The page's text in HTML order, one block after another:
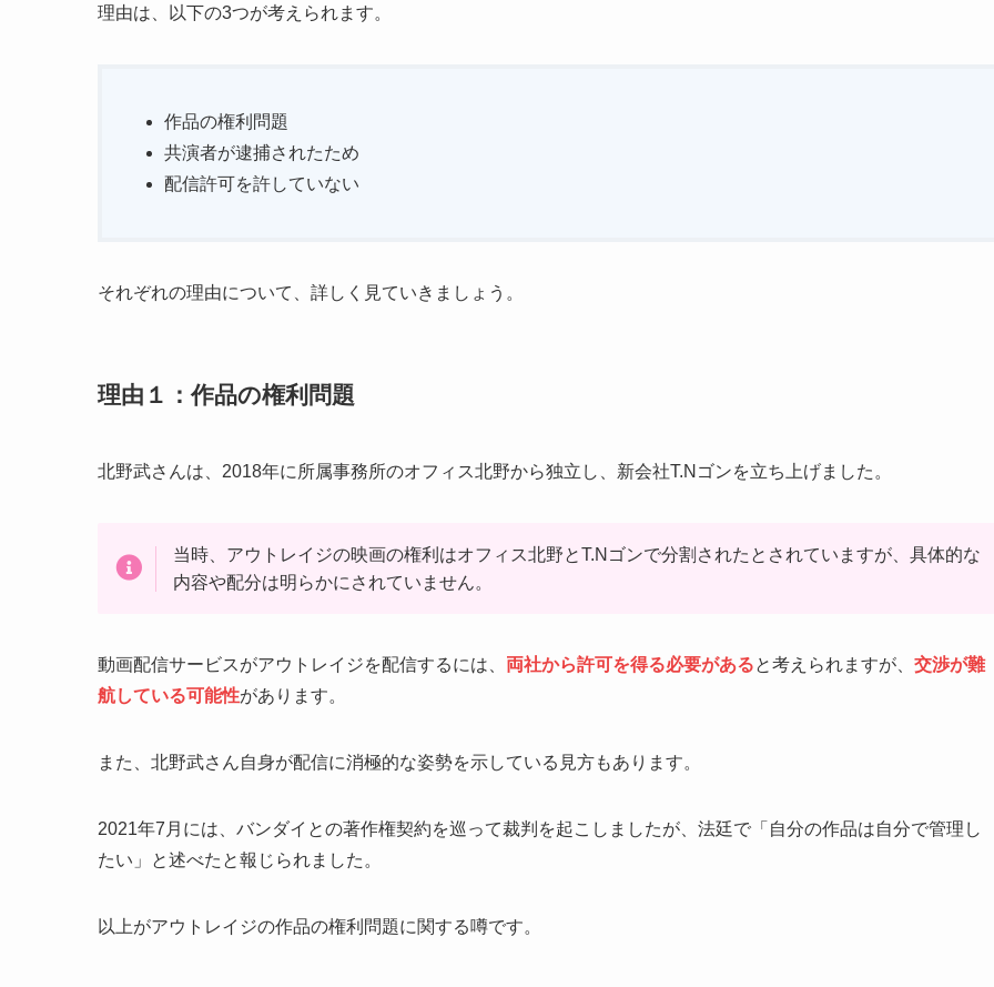
理由は、以下の3つが考えられます。
作品の権利問題
共演者が逮捕されたため
配信許可を許していない
それぞれの理由について、詳しく見ていきましょう。
理由１：作品の権利問題
北野武さんは、2018年に所属事務所のオフィス北野から独立し、新会社T.Nゴンを立ち上げました。
当時、アウトレイジの映画の権利はオフィス北野とT.Nゴンで分割されたとされていますが、具体的な
内容や配分は明らかにされていません。
動画配信サービスがアウトレイジを配信するには、 両社から許可を得る必要があると考えられますが、 交渉が難
航している可能性があります。
また、北野武さん自身が配信に消極的な姿勢を示している見方もあります。
2021年7月には、バンダイとの著作権契約を巡って裁判を起こしましたが、法廷で「自分の作品は自分で管理し
たい」と述べたと報じられました。
以上がアウトレイジの作品の権利問題に関する噂です。